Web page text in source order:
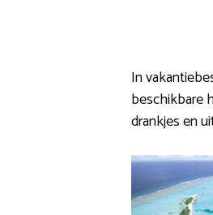
In
beschikbare
drankjes en